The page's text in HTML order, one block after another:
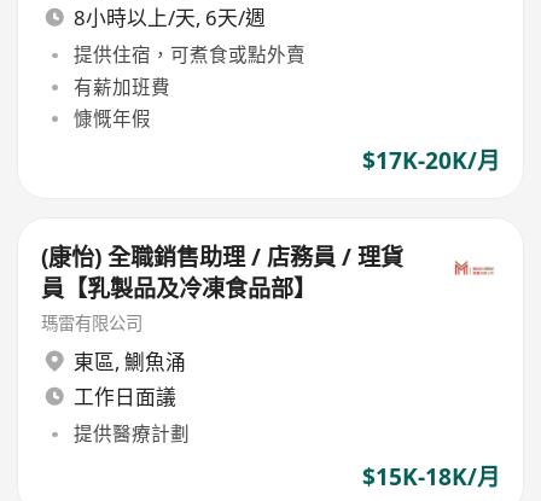
8小時以上/天, 6天/週
提供住宿，可煮食或點外賣
有薪加班費
慷慨年假
$17K-20K/月
(康怡) 全職銷售助理 / 店務員 / 理貨
員【乳製品及冷凍食品部】
瑪雷有限公司
東區, 鰂魚涌
工作日面議
提供醫療計劃
$15K-18K/月